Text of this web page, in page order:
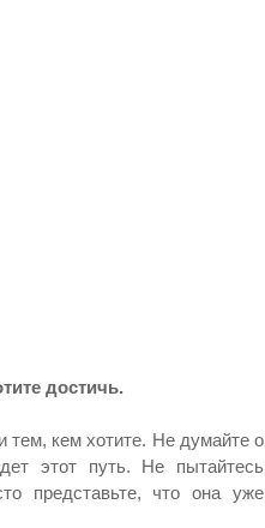
достичь.
тем, кем хотите. Не думайте о
этот путь. Не пытайтесь
представьте, что она уже